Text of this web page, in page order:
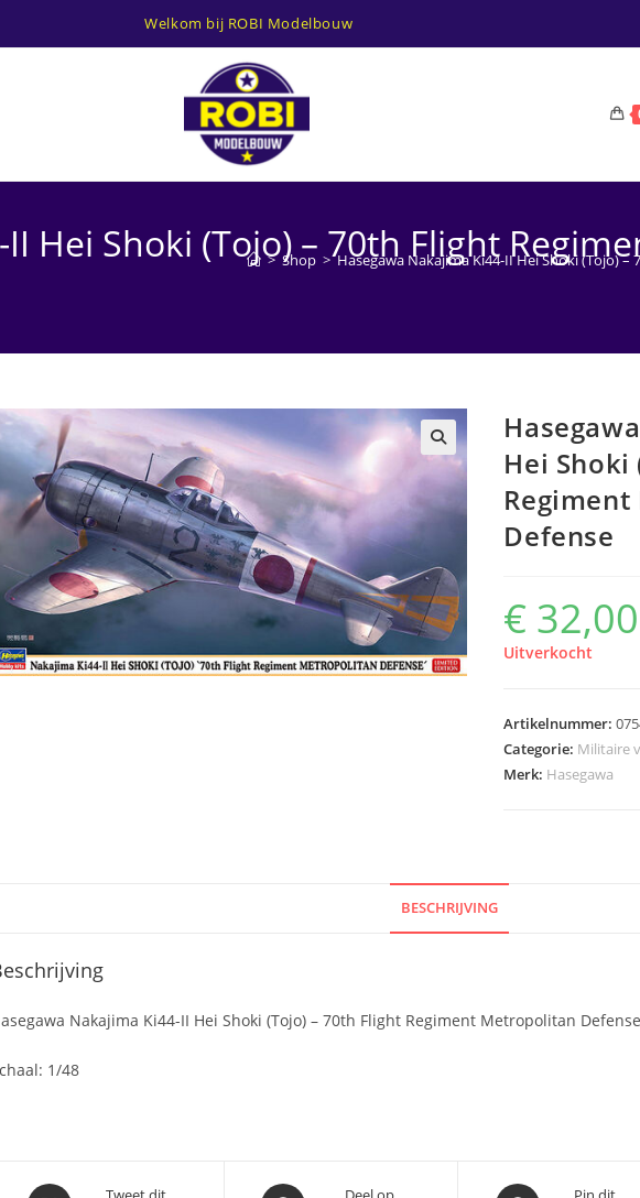
Welkom bij ROBI Modelbouw
Hei Shoki (Tojo) – 70th Flight
> Shop > Hasegawa Nakajima Ki44-II Hei Shoki (Tojo)
Hei
Defense
€ 32,00
Uitverkocht
Artikelnummer:
Categorie: Militaire
Merk: Hasegawa
BESCHRIJVING
Nakajima Ki44-II Hei Shoki (Tojo) – 70th Flight Regiment Metropolitan Defense
1/48